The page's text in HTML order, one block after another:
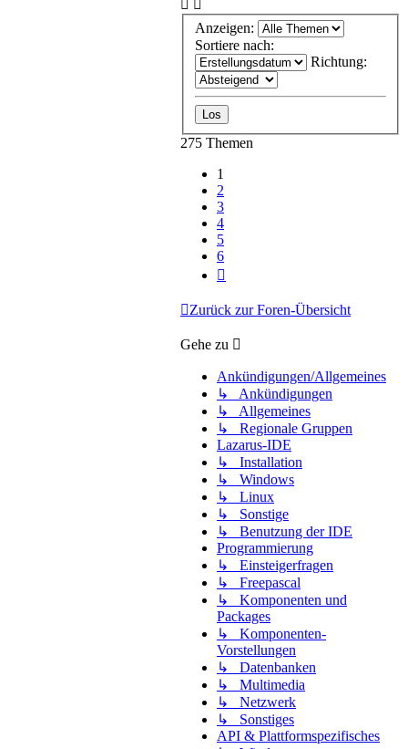
Anzeigen:
Sortiere nach:
Richtung:
275 Themen
1
2
3
4
5
6
Zurück zur Foren-Übersicht
Gehe zu
Ankündigungen/Allgemeines
↳ Ankündigungen
↳ Allgemeines
↳ Regionale Gruppen
Lazarus-IDE
↳ Installation
↳ Windows
↳ Linux
↳ Sonstige
↳ Benutzung der IDE
Programmierung
↳ Einsteigerfragen
↳ Freepascal
↳ Komponenten und
Packages
↳ Komponenten-
Vorstellungen
↳ Datenbanken
↳ Multimedia
↳ Netzwerk
↳ Sonstiges
API & Plattformspezifisches